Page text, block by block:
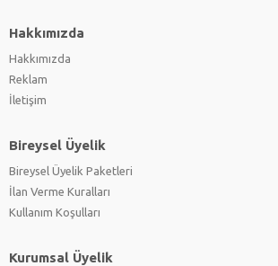
Hakkımızda
Hakkımızda
Reklam
İletişim
Bireysel Üyelik
Bireysel Üyelik Paketleri
İlan Verme Kuralları
Kullanım Koşulları
Kurumsal Üyelik